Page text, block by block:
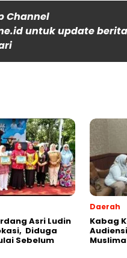
Channel
untuk update
Asri Ludin
Diduga
Sebelum
Daerah
Kabag